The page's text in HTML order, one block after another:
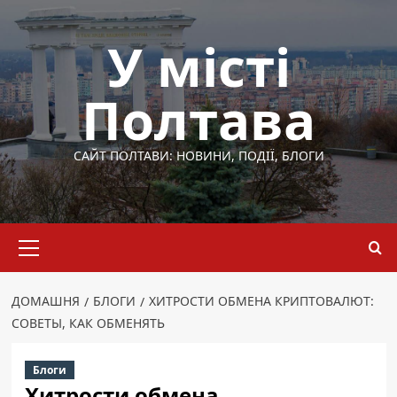
Перейти
вмісту
У місті
Полтава
САЙТ ПОЛТАВИ: НОВИНИ, ПОДІЇ, БЛОГИ
меню
ДОМАШНЯ БЛОГИ
ХИТРОСТИ ОБМЕНА КРИПТОВАЛЮТ:
СОВЕТЫ, КАК ОБМЕНЯТЬ
Блоги